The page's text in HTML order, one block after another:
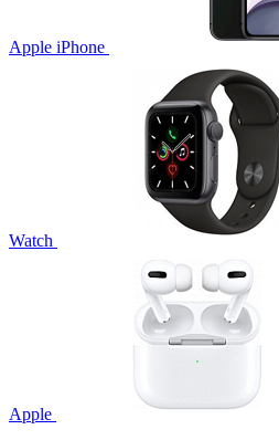
Apple iPhone
Watch
Apple